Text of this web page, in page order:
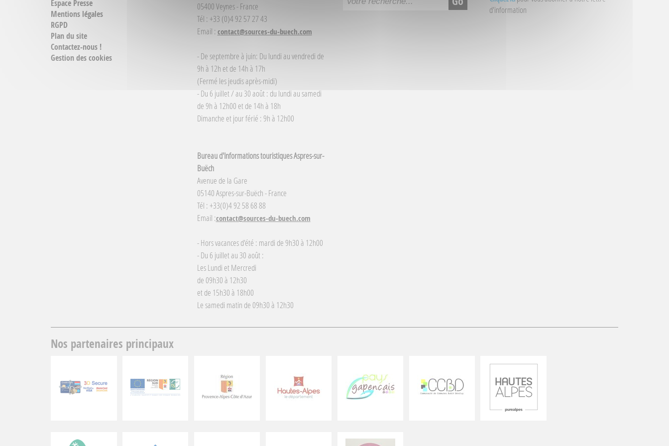
Espace Presse
Mentions légales
RGPD
Plan du site
Contactez-nous !
Gestion des cookies
05400 Veynes - France
Tél : +33 (0)4 92 57 27 43
Email : contact@sources-du-buech.com
- De septembre à juin: Du lundi au vendredi de
9h à 12h et de 14h à 17h
(Fermé les jeudis après-midi)
- Du 6 juillet / au 30 août : du lundi au samedi
de 9h à 12h00 et de 14h à 18h
Dimanche et jour férié : 9h à 12h00
Bureau d'Informations touristiques Aspres-sur-
Buëch
Avenue de la Gare
05140 Aspres-sur-Buëch - France
Tél : +33(0)4 92 58 68 88
Email :contact@sources-du-buech.com
- Hors vacances d'été : mardi de 9h30 à 12h00
- Du 6 juillet au 30 août :
Les Lundi et Mercredi
de 09h30 à 12h30
et de 15h30 à 18h00
Le samedi matin de 09h30 à 12h30
d'information
Nos partenaires principaux